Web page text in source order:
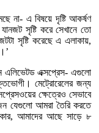
না- এ বিষয়ে দৃষ্টি আকর্ষণ
সৃষ্টি করে সেখানে তো
সৃষ্টি করেছে এ এলাকায়,
এলিভেটড এক্সপ্রেস- এগুলো
মেট্রোরেলের জন্য
ক্ষেত্রেও সেভাবে
যেগুলো আমরা তৈরি করতে
আমাদের আছে সাড়ে ৮